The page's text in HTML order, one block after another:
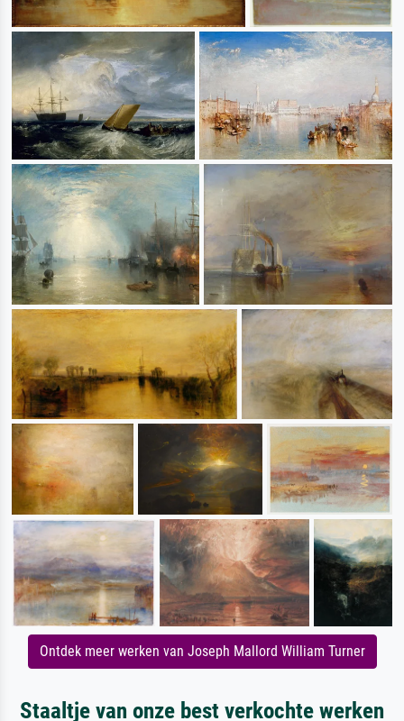
Ontdek meer werken van Joseph Mallord William Turner
Staaltje van onze best verkochte werken